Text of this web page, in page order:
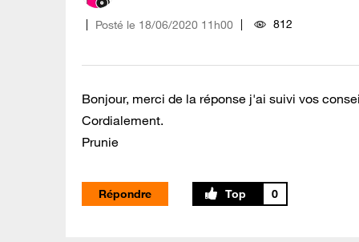
Posté le ‎18/06/2020 11h00 812
Bonjour, merci de la réponse j'ai suivi vos
Cordialement.
Prunie
Répondre 0